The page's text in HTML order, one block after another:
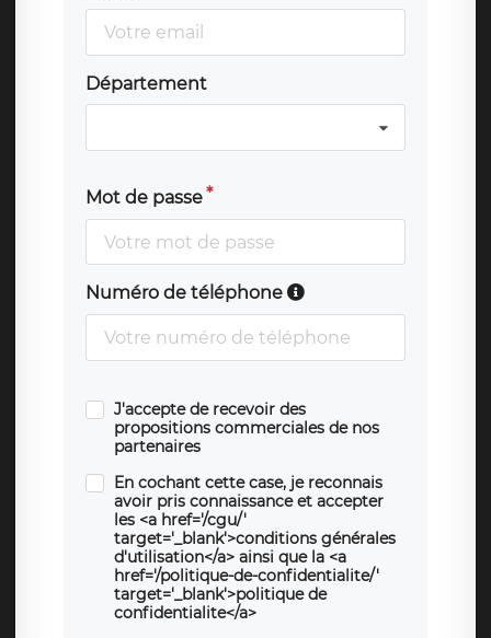
Département
Mot de passe
Numéro de téléphone
J'accepte de recevoir des
propositions commerciales de nos
partenaires
En cochant cette case, je reconnais
avoir pris connaissance et accepter
les <a href='/cgu/'
target='_blank'>conditions générales
d'utilisation</a> ainsi que la <a
href='/politique-de-confidentialite/'
target='_blank'>politique de
confidentialite</a>